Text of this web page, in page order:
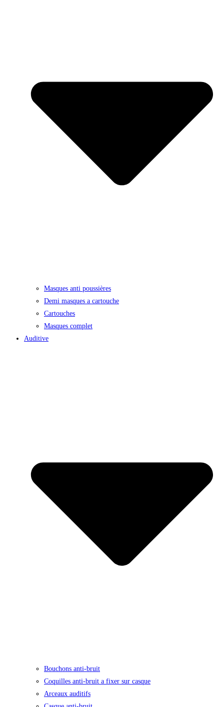
Masques anti poussières
Demi masques a cartouche
Cartouches
Masques complet
Auditive
Bouchons anti-bruit
Coquilles anti-bruit a fixer sur casque
Arceaux auditifs